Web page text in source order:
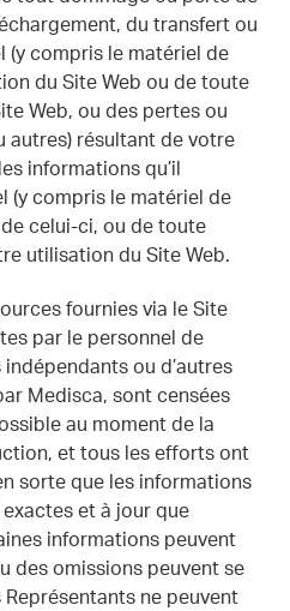
du transfert ou
(y compris le matériel de
du Site Web ou de toute
Web, ou des pertes ou
autres) résultant de votre
informations qu’il
(y compris le matériel de
celui-ci, ou de toute
utilisation du Site Web.
fournies via le Site
par le personnel de
ou d’autres
Medisca, sont censées
au moment de la
et tous les efforts ont
sorte que les informations
et à jour que
informations peuvent
des omissions peuvent se
ne peuvent